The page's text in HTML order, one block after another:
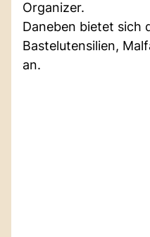
Organizer.
Daneben bietet sich
Bastelutensilien,
an.